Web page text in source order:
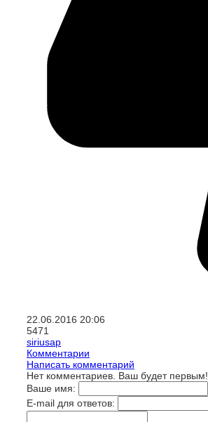
22.06.2016 20:06
5471
siriusap
Комментарии
Написать комментарий
Нет комментариев. Ваш будет первым!
Ваше имя:
E-mail для ответов: